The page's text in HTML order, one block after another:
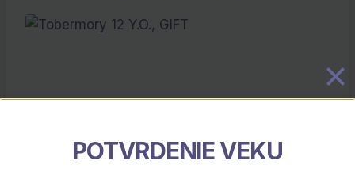
POTVRDENIE VEKU